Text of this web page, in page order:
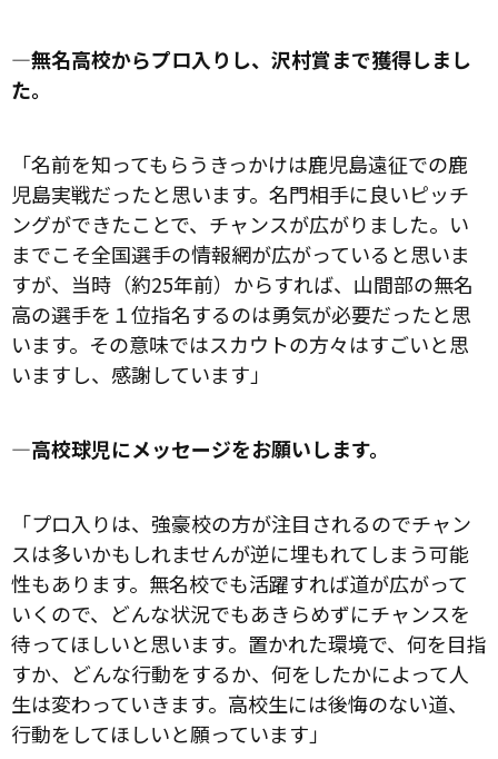
―無名高校からプロ入りし、沢村賞まで獲得しまし
た。
「名前を知ってもらうきっかけは鹿児島遠征での鹿
児島実戦だったと思います。名門相手に良いピッチ
ングができたことで、チャンスが広がりました。い
までこそ全国選手の情報網が広がっていると思いま
すが、当時（約25年前）からすれば、山間部の無名
高の選手を１位指名するのは勇気が必要だったと思
います。その意味ではスカウトの方々はすごいと思
いますし、感謝しています」
―高校球児にメッセージをお願いします。
「プロ入りは、強豪校の方が注目されるのでチャン
スは多いかもしれませんが逆に埋もれてしまう可能
性もあります。無名校でも活躍すれば道が広がって
いくので、どんな状況でもあきらめずにチャンスを
待ってほしいと思います。置かれた環境で、何を目指
すか、どんな行動をするか、何をしたかによって人
生は変わっていきます。高校生には後悔のない道、
行動をしてほしいと願っています」